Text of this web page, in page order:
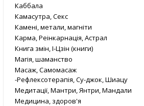
Каббала
Камасутра, Секс
Камені, метали, магніти
Карма, Реінкарнація, Астрал
Книга змін, І-Цзін (книги)
Магія, шаманство
Масаж, Самомасаж
-Рефлексотерапія, Су-джок, Шиацу
Медитації, Мантри, Янтри, Мандали
Медицина, здоров'я